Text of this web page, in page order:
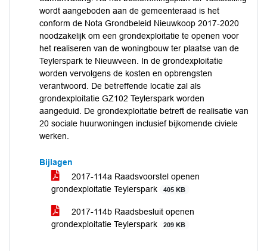
wordt aangeboden aan de gemeenteraad is het
conform de Nota Grondbeleid Nieuwkoop 2017-2020
noodzakelijk om een grondexploitatie te openen voor
het realiseren van de woningbouw ter plaatse van de
Teylerspark te Nieuwveen. In de grondexploitatie
worden vervolgens de kosten en opbrengsten
verantwoord. De betreffende locatie zal als
grondexploitatie GZ102 Teylerspark worden
aangeduid. De grondexploitatie betreft de realisatie van
20 sociale huurwoningen inclusief bijkomende civiele
werken.
Bijlagen
2017-114a Raadsvoorstel openen
grondexploitatie Teylerspark
405 KB
2017-114b Raadsbesluit openen
grondexploitatie Teylerspark
209 KB